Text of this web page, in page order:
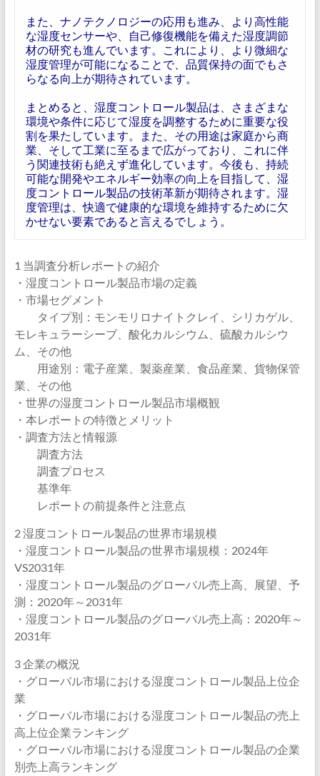
また、ナノテクノロジーの応用も進み、より高性能
な湿度センサーや、自己修復機能を備えた湿度調節
材の研究も進んでいます。これにより、より微細な
湿度管理が可能になることで、品質保持の面でもさ
らなる向上が期待されています。
まとめると、湿度コントロール製品は、さまざまな
環境や条件に応じて湿度を調整するために重要な役
割を果たしています。また、その用途は家庭から商
業、そして工業に至るまで広がっており、これに伴
う関連技術も絶えず進化しています。今後も、持続
可能な開発やエネルギー効率の向上を目指して、湿
度コントロール製品の技術革新が期待されます。湿
度管理は、快適で健康的な環境を維持するために欠
かせない要素であると言えるでしょう。
1 当調査分析レポートの紹介
・湿度コントロール製品市場の定義
・市場セグメント
タイプ別：モンモリロナイトクレイ、シリカゲル、
モレキュラーシーブ、酸化カルシウム、硫酸カルシウ
ム、その他
用途別：電子産業、製薬産業、食品産業、貨物保管
業、その他
・世界の湿度コントロール製品市場概観
・本レポートの特徴とメリット
・調査方法と情報源
調査方法
調査プロセス
基準年
レポートの前提条件と注意点
2 湿度コントロール製品の世界市場規模
・湿度コントロール製品の世界市場規模：2024年
VS2031年
・湿度コントロール製品のグローバル売上高、展望、予
測：2020年～2031年
・湿度コントロール製品のグローバル売上高：2020年～
2031年
3 企業の概況
・グローバル市場における湿度コントロール製品上位企
業
・グローバル市場における湿度コントロール製品の売上
高上位企業ランキング
・グローバル市場における湿度コントロール製品の企業
別売上高ランキング